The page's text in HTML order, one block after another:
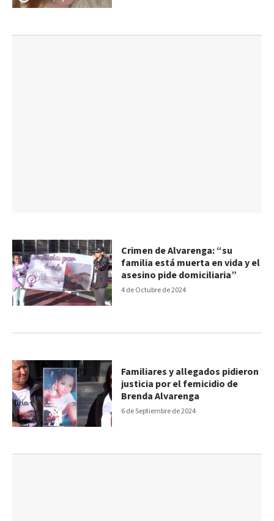
4 de Octubre de 2024
Crimen de Alvarenga: “su
familia está muerta en vida y el
asesino pide domiciliaria”
6 de Septiembre de 2024
Familiares y allegados pidieron
justicia por el femicidio de
Brenda Alvarenga